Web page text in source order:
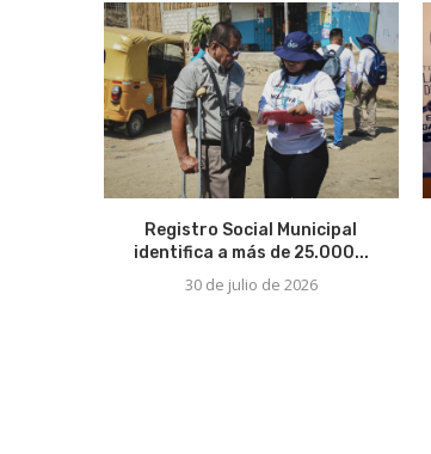
Registro Social Municipal
identifica a más de 25.000...
30 de julio de 2026